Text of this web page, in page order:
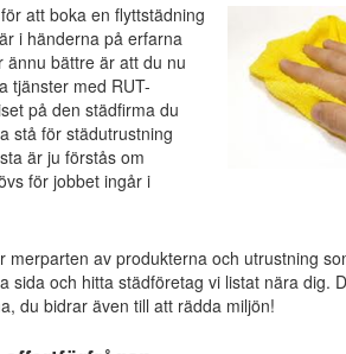
att boka en flyttstädning
i händerna på erfarna
ännu bättre är att du nu
tjänster med RUT-
på den städfirma du
stå för städutrustning
är ju förstås om
för jobbet ingår i
merparten av produkterna och utrustning
sida och hitta städföretag vi listat nära dig.
du bidrar även till att rädda miljön!